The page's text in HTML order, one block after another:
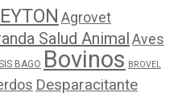
Agrovet
Salud AnimalAves
BAGO Bovinos BROVEL
Desparacitante